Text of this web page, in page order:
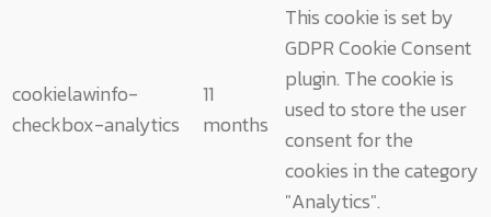
cookielawinfo-
checkbox-analytics
11
months
This cookie is set by
GDPR Cookie Consent
plugin. The cookie is
used to store the user
consent for the
cookies in the category
"Analytics".